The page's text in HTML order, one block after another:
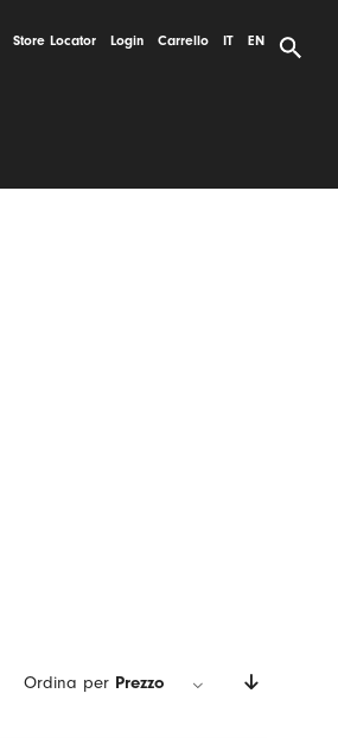
Store Locator Login Carrello IT EN
Ordina per Prezzo